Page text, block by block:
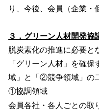
り、今後、会員（企業・
３．グリーン人材開発協
脱炭素化の推進に必要と
「グリーン人材」を確
域」と「②競争領域」の
①協調領域
会員各社・各人ごとの取